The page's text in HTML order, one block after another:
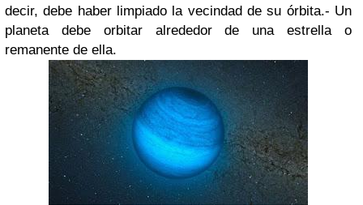
decir, debe haber limpiado la vecindad de su órbita.- Un
planeta debe orbitar alrededor de una estrella o
remanente de ella.